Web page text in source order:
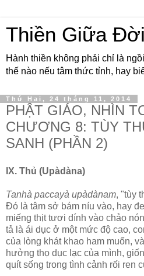
Thiền Giữa
Hành thiền không phải chỉ là
thế nào nếu tâm thức tỉnh, hay
Thứ Hai, 24 tháng 11, 2014
PHẬT GIÁO, NHÌN
CHƯƠNG 8: TÙY
SANH (PHẦN 2)
IX. Thủ (Upàdàna)
Tanhà paccayà upàdànam, "tùy
Ðó là tâm sở bám níu vào, hay
miếng thịt tươi dính vào chảo
tả là ái dục ở một mức độ cao,
của lòng khát khao ham muốn,
hưởng thọ dục lạc của mình,
quít sống trong tình cảnh rối ren